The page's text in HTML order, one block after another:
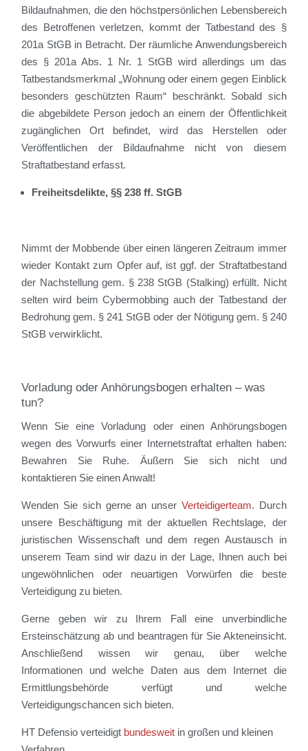
Bildaufnahmen, die den höchstpersönlichen Lebensbereich
des Betroffenen verletzen, kommt der Tatbestand des §
201a StGB in Betracht. Der räumliche Anwendungsbereich
des § 201a Abs. 1 Nr. 1 StGB wird allerdings um das
Tatbestandsmerkmal „Wohnung oder einem gegen Einblick
besonders geschützten Raum“ beschränkt. Sobald sich
die abgebildete Person jedoch an einem der Öffentlichkeit
zugänglichen Ort befindet, wird das Herstellen oder
Veröffentlichen der Bildaufnahme nicht von diesem
Straftatbestand erfasst.
Freiheitsdelikte, §§ 238 ff. StGB
Nimmt der Mobbende über einen längeren Zeitraum immer
wieder Kontakt zum Opfer auf, ist ggf. der Straftatbestand
der Nachstellung gem. § 238 StGB (Stalking) erfüllt. Nicht
selten wird beim Cybermobbing auch der Tatbestand der
Bedrohung gem. § 241 StGB oder der Nötigung gem. § 240
StGB verwirklicht.
Vorladung oder Anhörungsbogen erhalten – was
tun?
Wenn Sie eine Vorladung oder einen Anhörungsbogen
wegen des Vorwurfs einer Internetstraftat erhalten haben:
Bewahren Sie Ruhe. Äußern Sie sich nicht und
kontaktieren Sie einen Anwalt!
Wenden Sie sich gerne an unser Verteidigerteam. Durch
unsere Beschäftigung mit der aktuellen Rechtslage, der
juristischen Wissenschaft und dem regen Austausch in
unserem Team sind wir dazu in der Lage, Ihnen auch bei
ungewöhnlichen oder neuartigen Vorwürfen die beste
Verteidigung zu bieten.
Gerne geben wir zu Ihrem Fall eine unverbindliche
Ersteinschätzung ab und beantragen für Sie Akteneinsicht.
Anschließend wissen wir genau, über welche
Informationen und welche Daten aus dem Internet die
Ermittlungsbehörde verfügt und welche
Verteidigungschancen sich bieten.
HT Defensio verteidigt bundesweit in großen und kleinen